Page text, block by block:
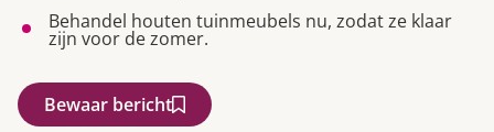
Behandel houten tuinmeubels nu, zodat ze klaar
zijn voor de zomer.
Bewaar bericht